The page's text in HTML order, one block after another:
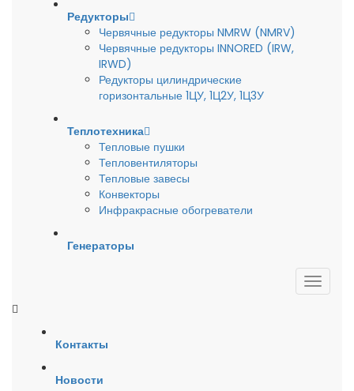
Редукторы
Червячные редукторы NMRW (NMRV)
Червячные редукторы INNORED (IRW,
IRWD)
Редукторы цилиндрические
горизонтальные 1ЦУ, 1Ц2У, 1Ц3У
Теплотехника
Тепловые пушки
Тепловентиляторы
Тепловые завесы
Конвекторы
Инфракрасные обогреватели
Генераторы
Контакты
Новости